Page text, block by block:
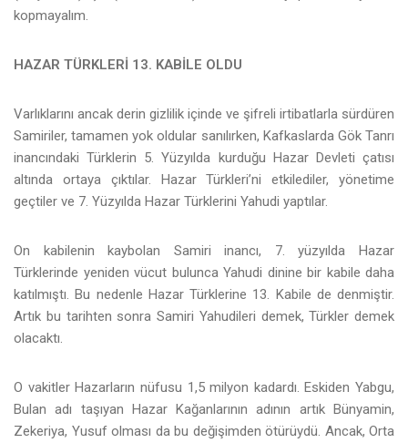
kopmayalım.
HAZAR TÜRKLERİ 13. KABİLE OLDU
Varlıklarını ancak derin gizlilik içinde ve şifreli irtibatlarla sürdüren
Samiriler, tamamen yok oldular sanılırken, Kafkaslarda Gök Tanrı
inancındaki Türklerin 5. Yüzyılda kurduğu Hazar Devleti çatısı
altında ortaya çıktılar. Hazar Türkleri’ni etkilediler, yönetime
geçtiler ve 7. Yüzyılda Hazar Türklerini Yahudi yaptılar.
On kabilenin kaybolan Samiri inancı, 7. yüzyılda Hazar
Türklerinde yeniden vücut bulunca Yahudi dinine bir kabile daha
katılmıştı. Bu nedenle Hazar Türklerine 13. Kabile de denmiştir.
Artık bu tarihten sonra Samiri Yahudileri demek, Türkler demek
olacaktı.
O vakitler Hazarların nüfusu 1,5 milyon kadardı. Eskiden Yabgu,
Bulan adı taşıyan Hazar Kağanlarının adının artık Bünyamin,
Zekeriya, Yusuf olması da bu değişimden ötürüydü. Ancak, Orta